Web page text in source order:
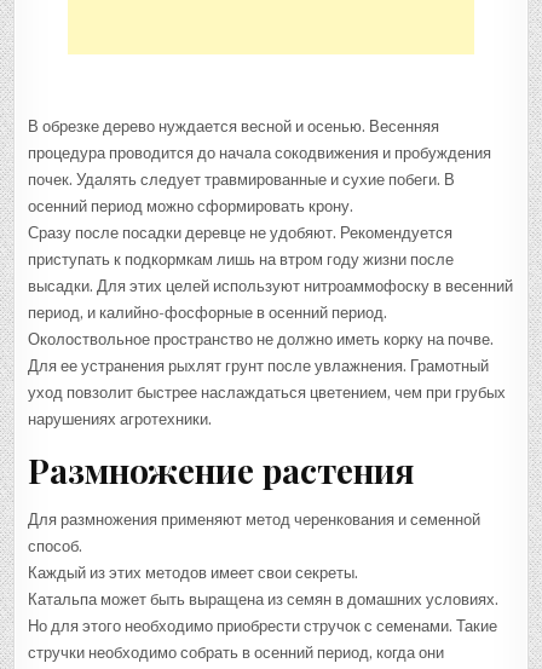
В обрезке дерево нуждается весной и осенью. Весенняя
процедура проводится до начала сокодвижения и пробуждения
почек. Удалять следует травмированные и сухие побеги. В
осенний период можно сформировать крону.
Сразу после посадки деревце не удобяют. Рекомендуется
приступать к подкормкам лишь на втром году жизни после
высадки. Для этих целей используют нитроаммофоску в весенний
период, и калийно-фосфорные в осенний период.
Околоствольное пространство не должно иметь корку на почве.
Для ее устранения рыхлят грунт после увлажнения. Грамотный
уход повзолит быстрее наслаждаться цветением, чем при грубых
нарушениях агротехники.
Размножение растения
Для размножения применяют метод черенкования и семенной
способ.
Каждый из этих методов имеет свои секреты.
Катальпа может быть выращена из семян в домашних условиях.
Но для этого необходимо приобрести стручок с семенами. Такие
стручки необходимо собрать в осенний период, когда они